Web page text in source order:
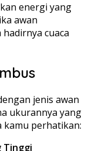
energi yang
awan
cuaca
jenis awan
ukurannya yang
kamu perhatikan:
Tinggi